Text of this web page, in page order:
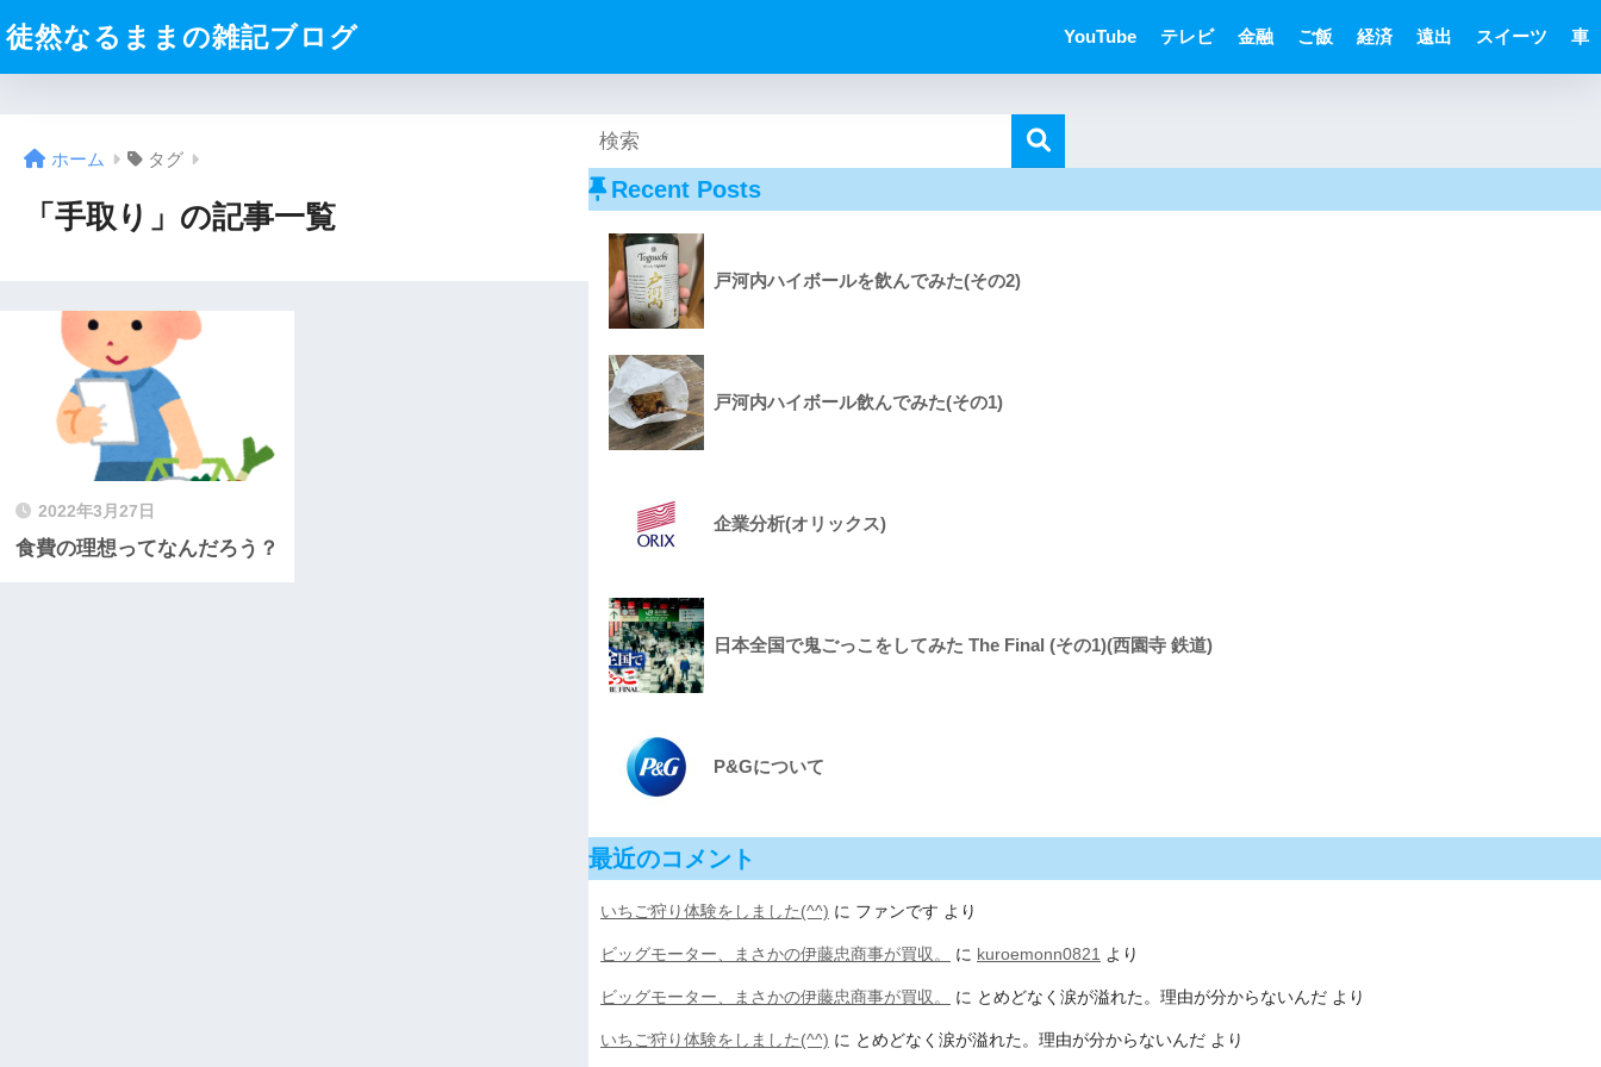
徒然なるままの雑記ブログ YouTube テレビ 金融 ご飯 経済 遠出 スイーツ 車
ホーム タグ
「手取り」の記事一覧
2022年3月27日
食費の理想ってなんだろう？
Recent Posts
戸河内ハイボールを飲んでみた(その2)
戸河内ハイボール飲んでみた(その1)
企業分析(オリックス)
日本全国で鬼ごっこをしてみた The Final (その1)(西園寺 鉄道)
P&Gについて
最近のコメント
いちご狩り体験をしました(^^) に ファンです より
ビッグモーター、まさかの伊藤忠商事が買収。 に kuroemonn0821 より
ビッグモーター、まさかの伊藤忠商事が買収。 に とめどなく涙が溢れた。理由が分からないんだ より
いちご狩り体験をしました(^^) に とめどなく涙が溢れた。理由が分からないんだ より